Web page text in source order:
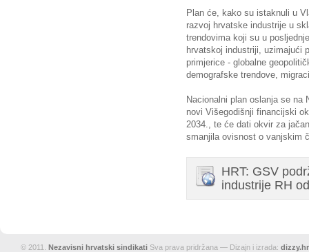
Plan će, kako su istaknuli u
razvoj hrvatske industrije u
trendovima koji su u
hrvatskoj industriji, uzimajući
primjerice - globalne
demografske trendove,
Nacionalni plan oslanja se na
novi Višegodišnji financijski
2034., te će dati okvir za
smanjila ovisnost o vanjskim
HRT: GSV
industrije RH
© 2011. Nezavisni hrvatski sindikati Sva prava pridržana — Dizajn i izrada: dizzy.hr